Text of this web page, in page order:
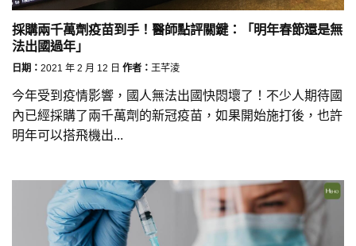
採購兩千萬劑疫苗到手！醫師點評關鍵：「明年春節還是無
法出國過年」
日期： 2021 年 2 月 12 日 作者： 王芊淩
今年受到疫情影響，國人無法出國快悶壞了！不少人期待國
內已經採購了兩千萬劑的新冠疫苗，如果開始施打後，也許
明年可以搭飛機出...